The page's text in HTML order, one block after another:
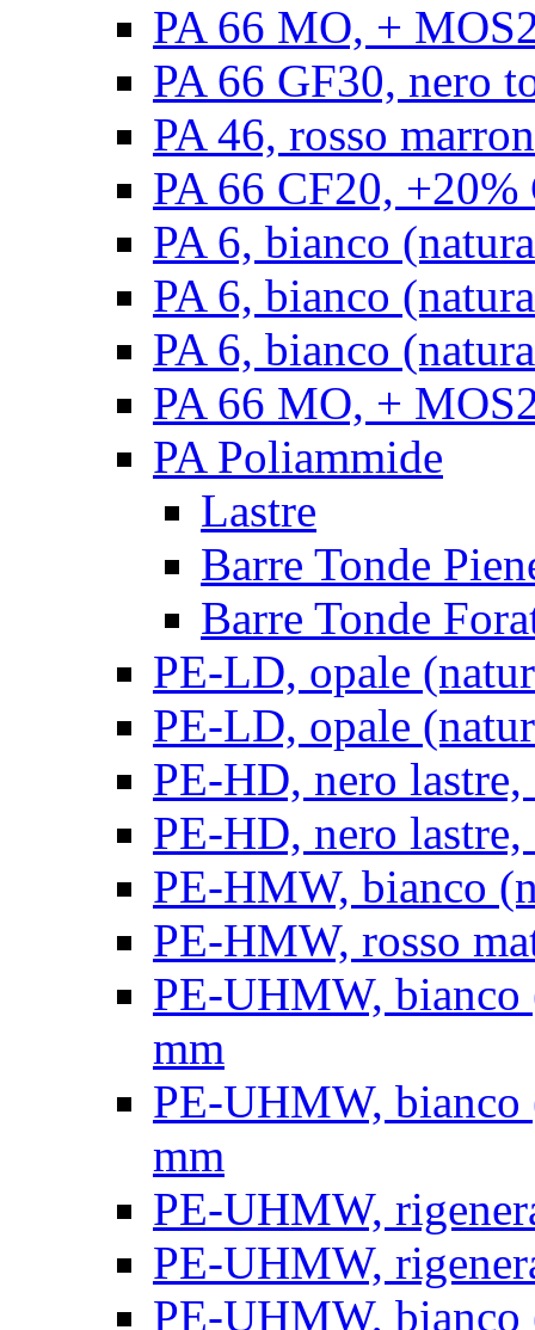
PA 66 MO, +
PA 66 GF30, nero
PA 46, rosso
PA 66 CF20,
PA 6, bianco
PA 6, bianco
PA 6, bianco
PA 66 MO, +
PA Poliammide
Lastre
Barre Tonde
Barre Tonde
PE-LD, opale
PE-LD, opale
PE-HD, nero lastre,
PE-HD, nero lastre,
PE-HMW, bianco
PE-HMW, rosso
PE-UHMW, bianco
mm
PE-UHMW, bianco
mm
PE-UHMW,
PE-UHMW,
PE-UHMW,